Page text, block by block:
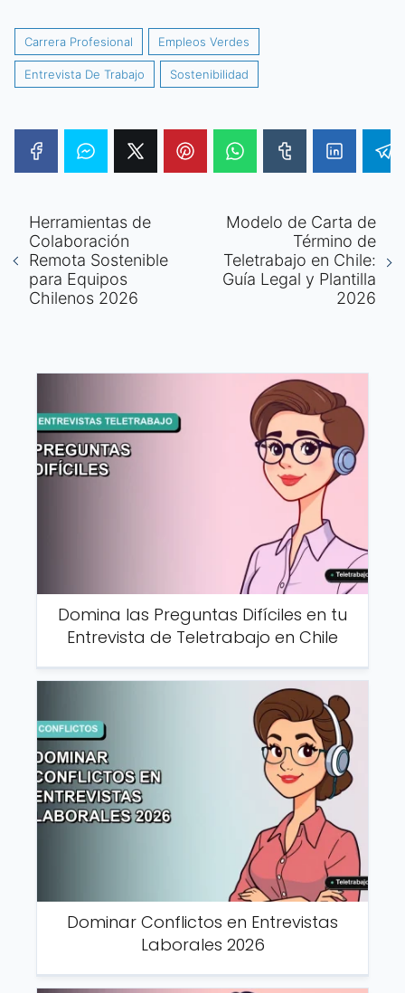
Carrera Profesional Empleos Verdes
Entrevista De Trabajo Sostenibilidad
Herramientas de
Colaboración
Remota Sostenible
para Equipos
Chilenos 2026
Modelo de Carta de
Término de
Teletrabajo en Chile:
Guía Legal y Plantilla
2026
Domina las Preguntas Difíciles en tu
Entrevista de Teletrabajo en Chile
Dominar Conflictos en Entrevistas
Laborales 2026